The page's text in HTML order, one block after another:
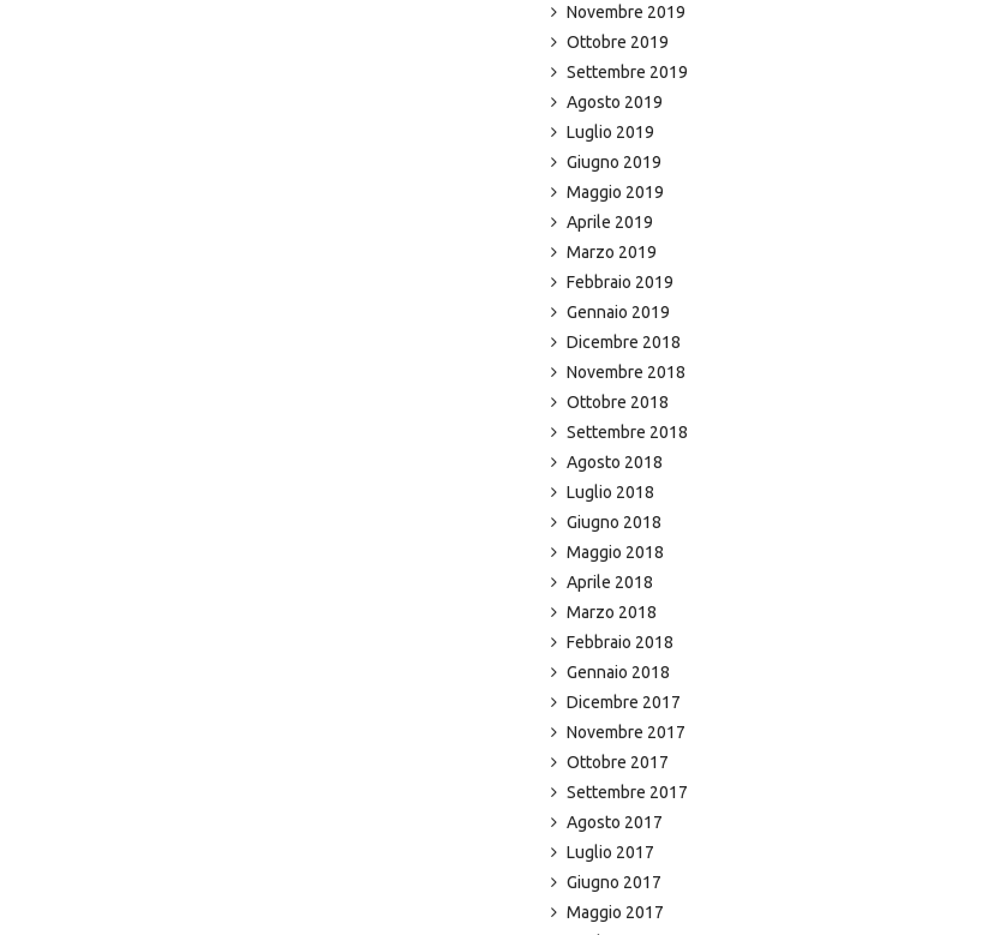
Novembre 2019
Ottobre 2019
Settembre 2019
Agosto 2019
Luglio 2019
Giugno 2019
Maggio 2019
Aprile 2019
Marzo 2019
Febbraio 2019
Gennaio 2019
Dicembre 2018
Novembre 2018
Ottobre 2018
Settembre 2018
Agosto 2018
Luglio 2018
Giugno 2018
Maggio 2018
Aprile 2018
Marzo 2018
Febbraio 2018
Gennaio 2018
Dicembre 2017
Novembre 2017
Ottobre 2017
Settembre 2017
Agosto 2017
Luglio 2017
Giugno 2017
Maggio 2017